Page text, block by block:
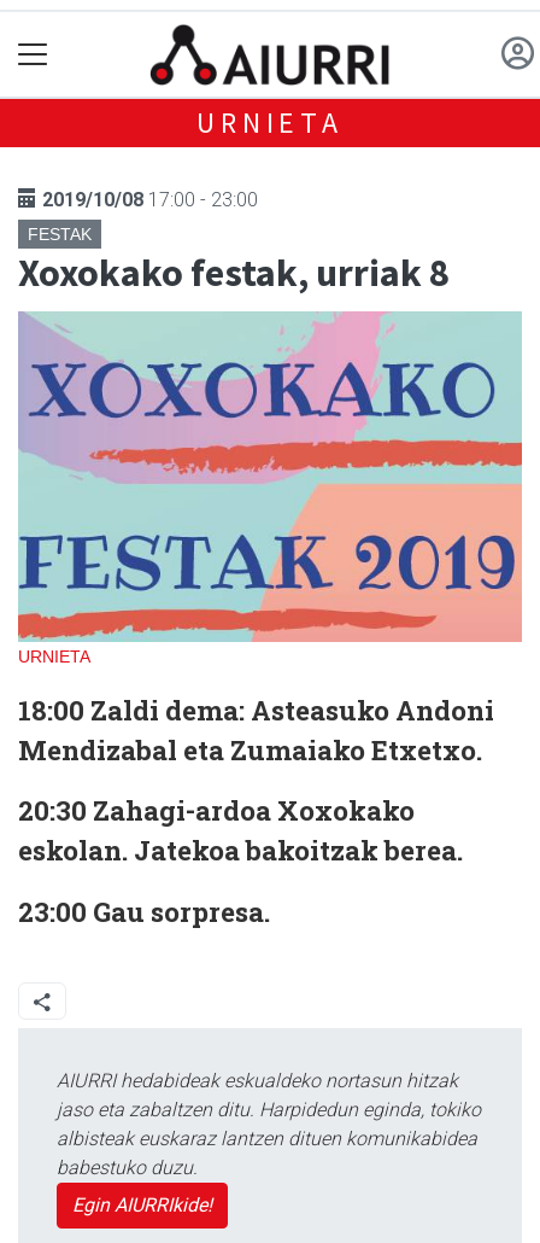
URNIETA
2019/10/08 17:00 - 23:00
FESTAK
Xoxokako festak, urriak 8
URNIETA
18:00 Zaldi dema: Asteasuko Andoni
Mendizabal eta Zumaiako Etxetxo.
20:30 Zahagi-ardoa Xoxokako
eskolan. Jatekoa bakoitzak berea.
23:00 Gau sorpresa.
AIURRI hedabideak eskualdeko nortasun hitzak
jaso eta zabaltzen ditu. Harpidedun eginda, tokiko
albisteak euskaraz lantzen dituen komunikabidea
babestuko duzu.
Egin AIURRIkide!